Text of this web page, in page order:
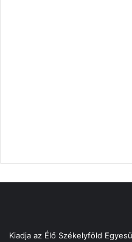
Kiadja az Élő Székelyföld